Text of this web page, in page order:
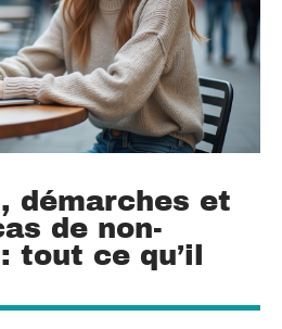
démarches et
de non-
tout ce qu’il